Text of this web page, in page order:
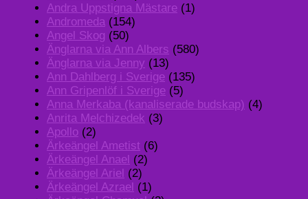
Andra Uppstigna Mästare (1)
Andromeda (154)
Angel Skog (50)
Änglarna via Ann Albers (580)
Änglarna via Jenny (13)
Ann Dahlberg i Sverige (135)
Ann Gripenlöf i Sverige (5)
Anna Merkaba (kanaliserade budskap) (4)
Anrita Melchizedek (3)
Apollo (2)
Ärkeängel Ametist (6)
Ärkeängel Anael (2)
Ärkeängel Ariel (2)
Ärkeängel Azrael (1)